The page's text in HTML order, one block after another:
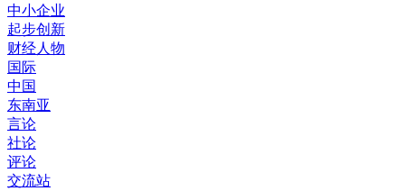
中小企业
起步创新
财经人物
国际
中国
东南亚
言论
社论
评论
交流站